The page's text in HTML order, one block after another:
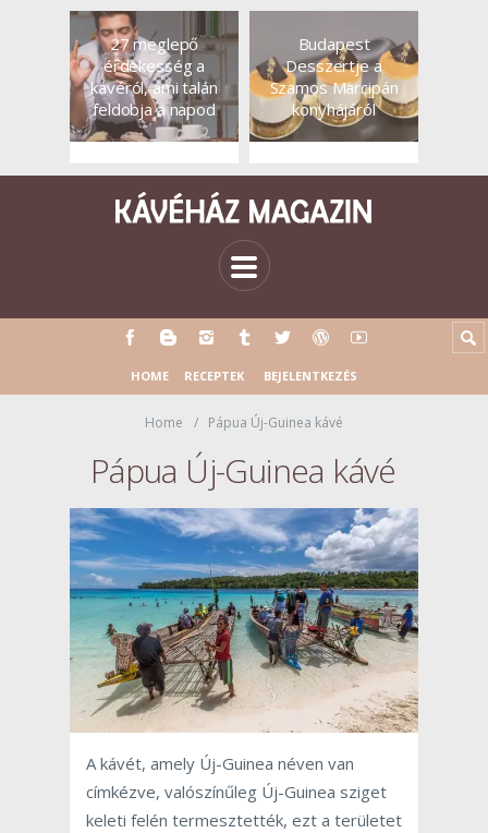
27 meglepő
érdekesség a
kávéról, ami talán
feldobja a napod
Budapest
Desszertje a
Szamos Marcipán
konyhájáról
HOME RECEPTEK BEJELENTKEZÉS
Home Pápua Új-Guinea kávé
Pápua Új-Guinea kávé
A kávét, amely Új-Guinea néven van
címkézve, valószínűleg Új-Guinea sziget
keleti felén termesztették, ezt a területet